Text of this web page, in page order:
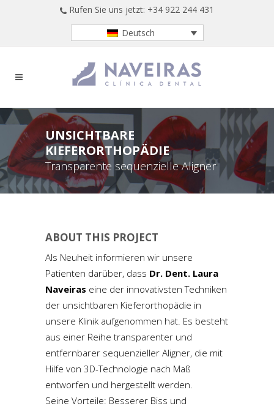
Rufen Sie uns jetzt: +34 922 244 431
Deutsch
UNSICHTBARE
KIEFERORTHOPÄDIE
Transparente sequenzielle Aligner
ABOUT THIS PROJECT
Als Neuheit informieren wir unsere
Patienten darüber, dass Dr. Dent. Laura
Naveiras eine der innovativsten Techniken
der unsichtbaren Kieferorthopädie in
unsere Klinik aufgenommen hat. Es besteht
aus einer Reihe transparenter und
entfernbarer sequenzieller Aligner, die mit
Hilfe von 3D-Technologie nach Maß
entworfen und hergestellt werden.
Seine Vorteile: Besserer Biss und